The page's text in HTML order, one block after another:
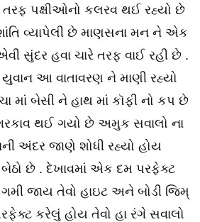
પક્ષીઓનો કલરવ થઈ રહ્યો છે
વ્યાપેલી છે માણસના મન ને એક
સુંદર હવા ચારે તરફ વાઈ રહી છે .
આ વાતાવરણ ને માણી રહ્યો
માં બેસી ને હાથ માં કૉફી નો કપ છે
થઈ ગયો છે અમુક સવાલો ના
અંદર જાણે શોધી રહ્યો હોય
છે . દેખાવમાં એક દમ પરફેક્ટ
જાય તેવો હાઇટ અને બોડી જિમ્
કરેલું હોય તેવો હા રંગે સવાલો